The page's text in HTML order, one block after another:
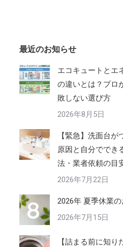
最近のお知らせ
エコキュートとエ
の違いとは？プロ
敗しない選び方
2026年8月5日
【緊急】洗面台が
原因と自分ででき
法・業者依頼の目
2026年7月22日
2026年 夏季休業
2026年7月15日
【詰まる前に知り